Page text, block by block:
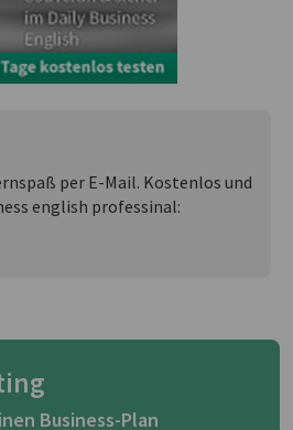
per E-Mail. Kostenlos und
english professinal:
Business-Plan